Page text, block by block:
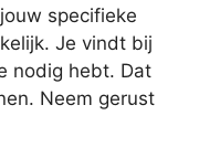
specifieke
Je vindt bij
nodig hebt. Dat
Neem gerust